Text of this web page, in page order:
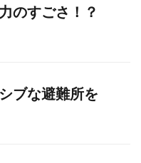
のすごさ！？
ブな避難所を